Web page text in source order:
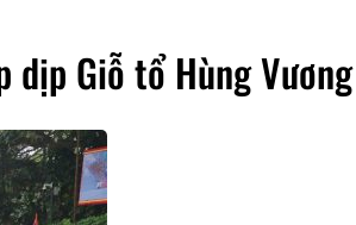
dịp Giỗ tổ Hùng